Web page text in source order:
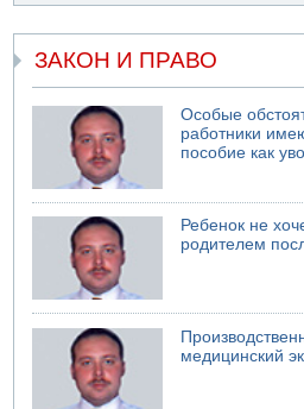
ЗАКОН И ПРАВО
Особые
работники
пособие как
Ребенок не
родителем
медицинский